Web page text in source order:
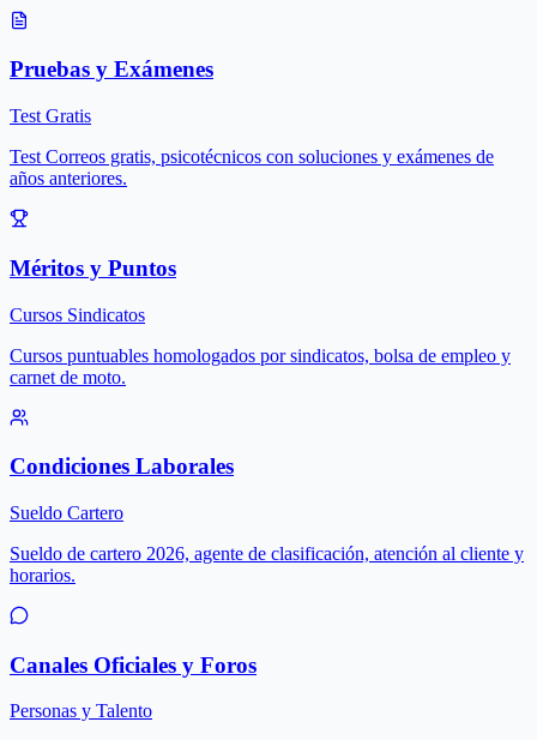
Pruebas y Exámenes
Test Gratis
Test Correos gratis, psicotécnicos con soluciones y exámenes de
años anteriores.
Méritos y Puntos
Cursos Sindicatos
Cursos puntuables homologados por sindicatos, bolsa de empleo y
carnet de moto.
Condiciones Laborales
Sueldo Cartero
Sueldo de cartero 2026, agente de clasificación, atención al cliente y
horarios.
Canales Oficiales y Foros
Personas y Talento